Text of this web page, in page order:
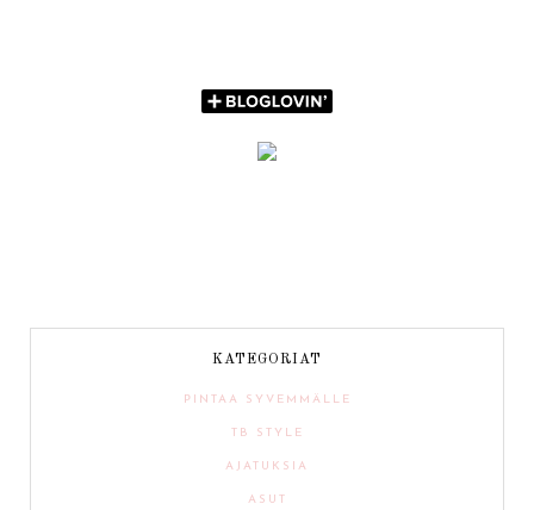
KATEGORIAT
PINTAA SYVEMMÄLLE
TB STYLE
AJATUKSIA
ASUT